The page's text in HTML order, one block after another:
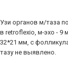
Узи органов м/таза
в retroflexio, м-эхо - 9
32*21 мм, с
тазу не выявлено.